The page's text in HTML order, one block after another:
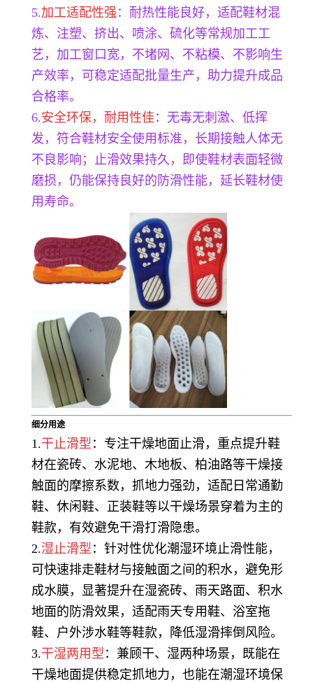
5.加工适配性强 ：耐热性能良好，适配鞋材混
炼、注塑、挤出、喷涂、硫化等常规加工工
艺，加工窗口宽，不堵网、不粘模、不影响生
产效率，可稳定适配批量生产，助力提升成品
合格率。
6.安全环保，耐用性佳 ：无毒无刺激、低挥
发，符合鞋材安全使用标准，长期接触人体无
不良影响；止滑效果持久，即使鞋材表面轻微
磨损，仍能保持良好的防滑性能，延长鞋材使
用寿命。
细分用途
1.干止滑型 ：专注干燥地面止滑，重点提升鞋
材在瓷砖、水泥地、木地板、柏油路等干燥接
触面的摩擦系数，抓地力强劲，适配日常通勤
鞋、休闲鞋、正装鞋等以干燥场景穿着为主的
鞋款，有效避免干滑打滑隐患。
2.湿止滑型 ：针对性优化潮湿环境止滑性能，
可快速排走鞋材与接触面之间的积水，避免形
成水膜，显著提升在湿瓷砖、雨天路面、积水
地面的防滑效果，适配雨天专用鞋、浴室拖
鞋、户外涉水鞋等鞋款，降低湿滑摔倒风险。
3.干湿两用型 ：兼顾干、湿两种场景，既能在
干燥地面提供稳定抓地力，也能在潮湿环境保